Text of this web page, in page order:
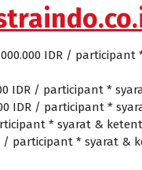
IDR /
IDR / participant *
IDR / participant *
* syarat &
/ participant * syarat &